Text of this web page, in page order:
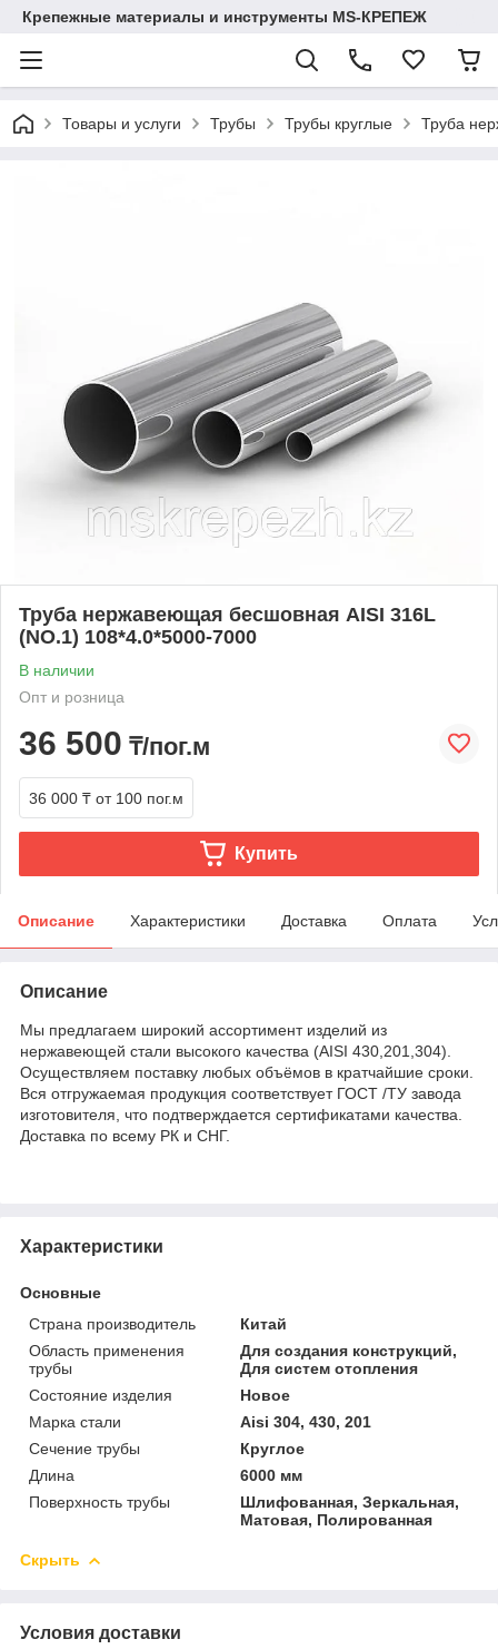
Крепежные материалы и инструменты MS-КРЕПЕЖ
Товары и услуги Трубы Трубы круглые Труба
Труба нержавеющая бесшовная AISI 316L
(NO.1) 108*4.0*5000-7000
В наличии
Опт и розница
36 500 ₸/пог.м
36 000 ₸ от 100 пог.м
Купить
Описание Характеристики Доставка Оплата
Описание
Мы предлагаем широкий ассортимент изделий из
нержавеющей стали высокого качества (AISI 430,201,304).
Осуществляем поставку любых объёмов в кратчайшие сроки.
Вся отгружаемая продукция соответствует ГОСТ /ТУ завода
изготовителя, что подтверждается сертификатами качества.
Доставка по всему РК и СНГ.
Характеристики
Основные
Страна производитель
Китай
Область применения
трубы
Для создания конструкций,
Для систем отопления
Состояние изделия
Новое
Марка стали
Aisi 304, 430, 201
Сечение трубы
Круглое
Длина
6000 мм
Поверхность трубы
Шлифованная, Зеркальная,
Матовая, Полированная
Скрыть
Условия доставки